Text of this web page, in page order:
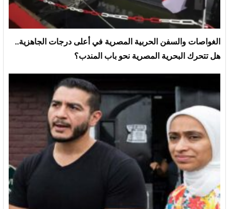
الغواصات والسفن الحربية المصرية في أعلى درجات الجاهزية..
هل تتحرك البحرية المصرية نحو باب المندب؟